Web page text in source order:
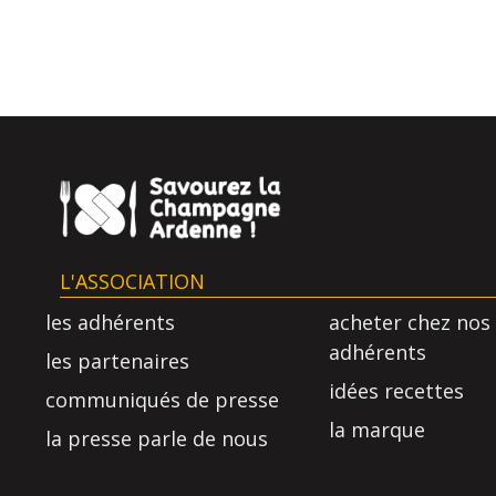
L'ASSOCIATION
les adhérents
les partenaires
communiqués de presse
la presse parle de nous
acheter chez nos
adhérents
idées recettes
la marque